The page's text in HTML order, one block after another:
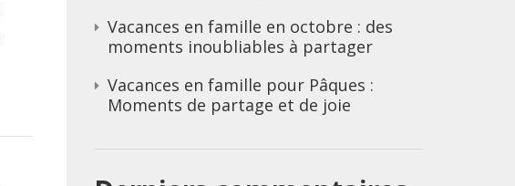
Vacances en famille en octobre : des
moments inoubliables à partager
Vacances en famille pour Pâques :
Moments de partage et de joie